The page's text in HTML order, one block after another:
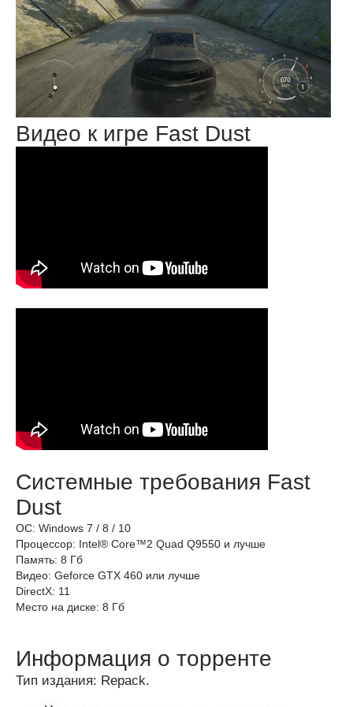
Видео к игре Fast Dust
Системные требования Fast
Dust
ОС: Windows 7 / 8 / 10
Процессор: Intel® Core™2 Quad Q9550 и лучше
Память: 8 Гб
Видео: Geforce GTX 460 или лучше
DirectX: 11
Место на диске: 8 Гб
Информация о торренте
Тип издания: Repack.